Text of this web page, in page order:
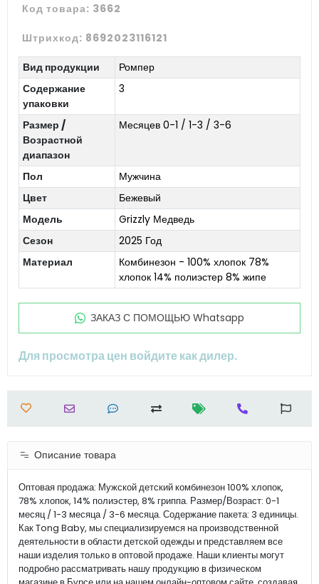
Код товара: 3662
Штрихкод: 8692023116121
Вид продукции
Ромпер
Содержание
упаковки
3
Размер /
Возрастной
диапазон
Месяцев 0-1 / 1-3 / 3-6
Пол
Мужчина
Цвет
Бежевый
Модель
Grizzly Медведь
Сезон
2025 Год
Материал
Комбинезон - 100% хлопок 78%
хлопок 14% полиэстер 8% жипе
ЗАКАЗ С ПОМОЩЬЮ Whatsapp
Для просмотра цен войдите как дилер.
Описание товара
Оптовая продажа: Мужской детский комбинезон 100% хлопок,
78% хлопок, 14% полиэстер, 8% гриппа. Размер/Возраст: 0-1
месяц / 1-3 месяца / 3-6 месяца. Содержание пакета: 3 единицы.
Как Tong Baby, мы специализируемся на производственной
деятельности в области детской одежды и представляем все
наши изделия только в оптовой продаже. Наши клиенты могут
подробно рассматривать нашу продукцию в физическом